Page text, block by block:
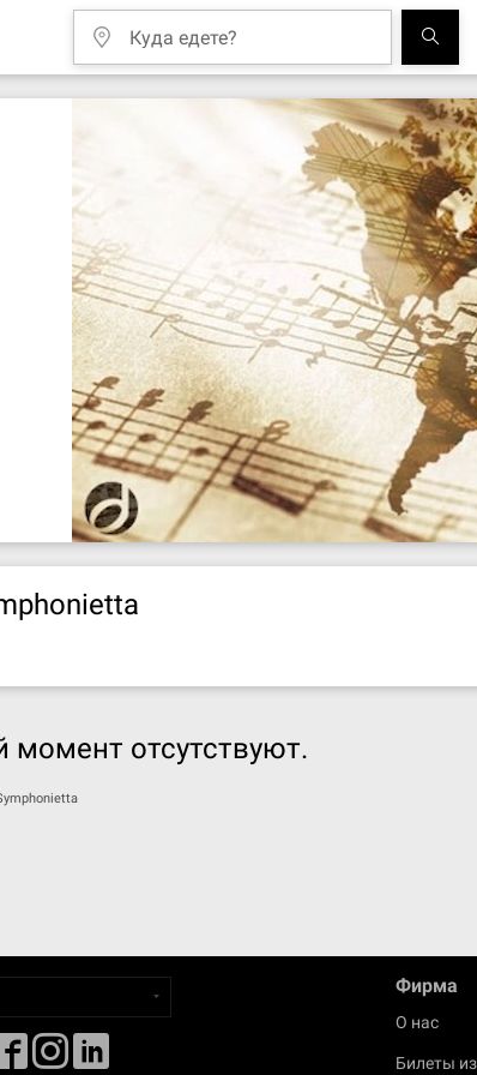
отсутствуют.
Фирма
О нас
Билеты